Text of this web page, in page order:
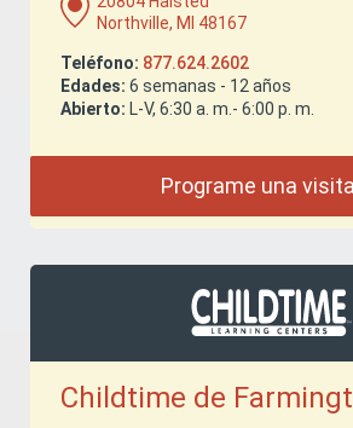
Northville, MI 48167
Teléfono: 877.624.2602
Edades: 6 semanas - 12 años
Abierto: L-V, 6:30 a. m.- 6:00 p. m.
Programe una visita
Childtime de